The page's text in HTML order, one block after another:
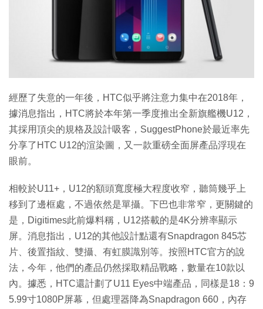
Enterprise Digital Transformation
經歷了失意的一年後，HTC似乎將注意力集中在2018年，
據消息指出，HTC將於本年第一季度推出全新旗艦機U12，
其採用頂尖的規格及設計吸客，SuggestPhone於最近率先
分享了HTC U12的渲染圖，又一款重磅全面屏產品浮現在
眼前。
相較於U11+，U12的額頭寬度極大程度收窄，聽筒幾乎上
移到了邊框處，不過依然是單攝。下巴也非常窄，更關鍵的
是，Digitimes此前爆料稱，U12搭載的是4K分辨率顯示
屏。消息指出，U12的其他設計點還有Snapdragon 845芯
片、後置指紋、雙攝、有虹膜識別等。按照HTC官方的說
法，今年，他們的產品仍然採取精品戰略，數量在10款以
內。據悉，HTC還計劃了U11 Eyes中端產品，同樣是18：9
5.99寸1080P屏幕，但處理器降為Snapdragon 660，內存